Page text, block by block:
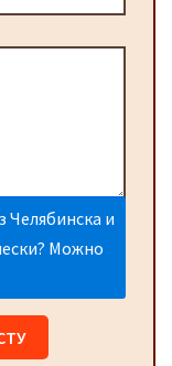
Челябинска и
Можно